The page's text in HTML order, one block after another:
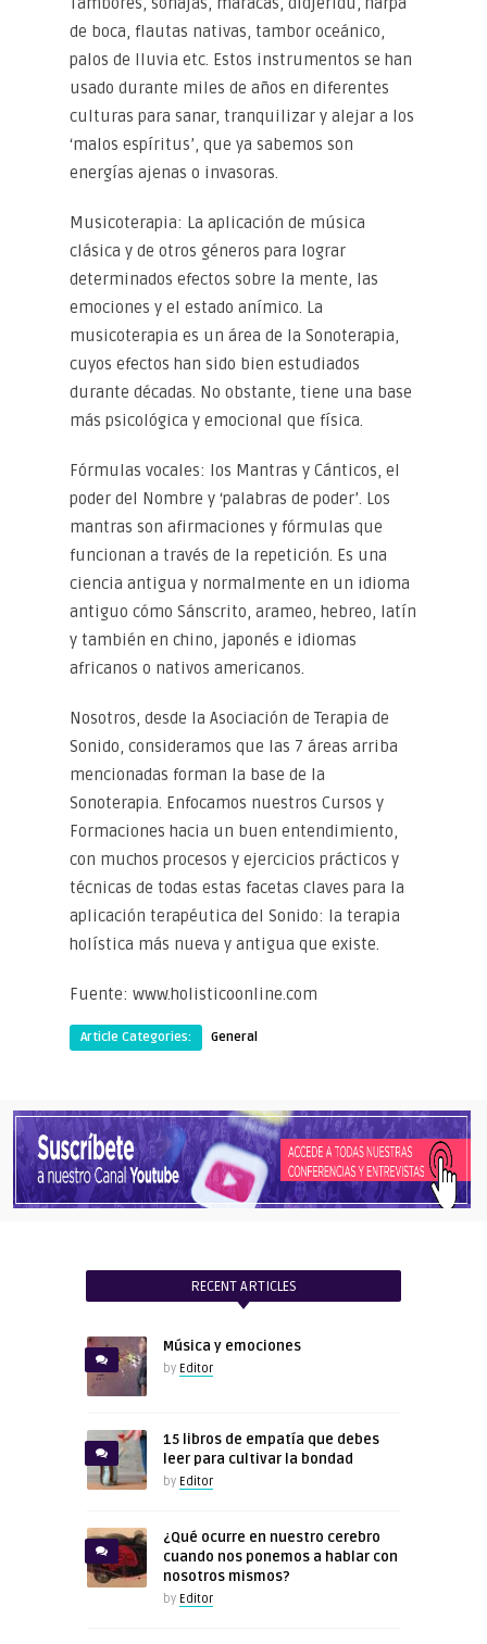
de boca, flautas nativas, tambor oceánico,
palos de lluvia etc. Estos instrumentos se han
usado durante miles de años en diferentes
culturas para sanar, tranquilizar y alejar a los
‘malos espíritus’, que ya sabemos son
energías ajenas o invasoras.
Musicoterapia: La aplicación de música
clásica y de otros géneros para lograr
determinados efectos sobre la mente, las
emociones y el estado anímico. La
musicoterapia es un área de la Sonoterapia,
cuyos efectos han sido bien estudiados
durante décadas. No obstante, tiene una base
más psicológica y emocional que física.
Fórmulas vocales: los Mantras y Cánticos, el
poder del Nombre y ‘palabras de poder’. Los
mantras son afirmaciones y fórmulas que
funcionan a través de la repetición. Es una
ciencia antigua y normalmente en un idioma
antiguo cómo Sánscrito, arameo, hebreo, latín
y también en chino, japonés e idiomas
africanos o nativos americanos.
Nosotros, desde la Asociación de Terapia de
Sonido, consideramos que las 7 áreas arriba
mencionadas forman la base de la
Sonoterapia. Enfocamos nuestros Cursos y
Formaciones hacia un buen entendimiento,
con muchos procesos y ejercicios prácticos y
técnicas de todas estas facetas claves para la
aplicación terapéutica del Sonido: la terapia
holística más nueva y antigua que existe.
Fuente: www.holisticoonline.com
Article Categories: General
RECENT ARTICLES
Música y emociones
by Editor
15 libros de empatía que debes
leer para cultivar la bondad
by Editor
¿Qué ocurre en nuestro cerebro
cuando nos ponemos a hablar con
nosotros mismos?
by Editor